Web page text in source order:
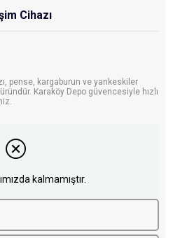
Cihazı
pense, kargaburun ve yankeskiler
Karaköy Depo güvencesiyle hızlı
kalmamıştır.